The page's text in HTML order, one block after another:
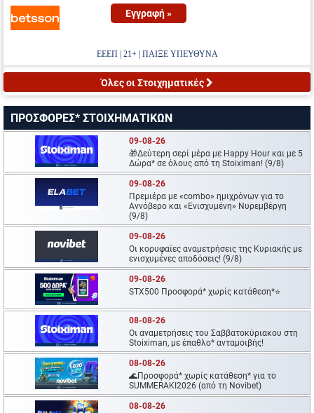
Εγγραφή »
ΕΕΕΠ | 21+ | ΠΑΙΞΕ ΥΠΕΥΘΥΝΑ
Όλες οι Στοιχηματικές
ΠΡΟΣΦΟΡΕΣ* ΣΤΟΙΧΗΜΑΤΙΚΩΝ
09-08-26
🎁Δεύτερη σερί μέρα με Happy Hour και με 5
Δώρα* σε όλους από τη Stoiximan! (9/8)
09-08-26
Πρεμιέρα με «combo» ημιχρόνων για το
Αννόβερο και «Ενισχυμένη» Νυρεμβέργη
(9/8)
09-08-26
Oι κορυφαίες αναμετρήσεις της Κυριακής με
ενισχυμένες αποδόσεις! (9/8)
09-08-26
STX500 Προσφορά* χωρίς κατάθεση*⭐
08-08-26
Οι αναμετρήσεις του Σαββατοκύριακου στη
Stoiximan, με έπαθλο* ανταμοιβής!
08-08-26
🌊Προσφορά* χωρίς κατάθεση* για το
SUMMERAKI2026 (από τη Novibet)
08-08-26